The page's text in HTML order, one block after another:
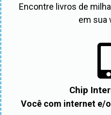
Encontre livros de
em sua
Chip
Você com internet e/